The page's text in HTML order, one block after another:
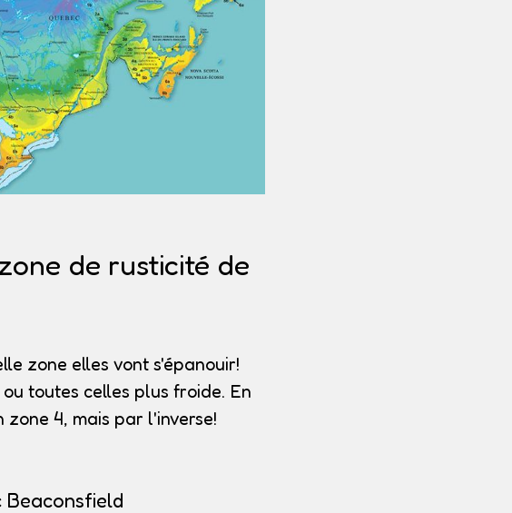
de rusticité de
zone elles vont s'épanouir!
ou toutes celles plus froide. En
zone 4, mais par l'inverse!
Beaconsfield